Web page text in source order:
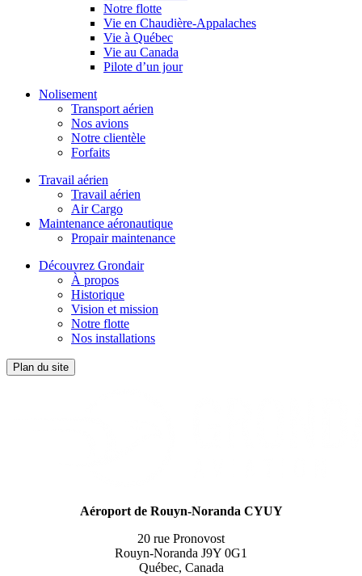
Notre flotte
Vie en Chaudière-Appalaches
Vie à Québec
Vie au Canada
Pilote d’un jour
Nolisement
Transport aérien
Nos avions
Notre clientèle
Forfaits
Travail aérien
Travail aérien
Air Cargo
Maintenance aéronautique
Propair maintenance
Découvrez Grondair
À propos
Historique
Vision et mission
Notre flotte
Nos installations
Plan du site
Aéroport de Rouyn-Noranda CYUY
20 rue Pronovost
Rouyn-Noranda J9Y 0G1
Québec, Canada